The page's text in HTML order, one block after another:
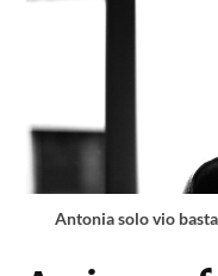
Antonia solo vio